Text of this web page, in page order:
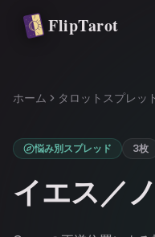
メインコンテンツへ移動
FlipTarot
ホーム タロットスプレッ
悩み別スプレッド 3枚
イエス／